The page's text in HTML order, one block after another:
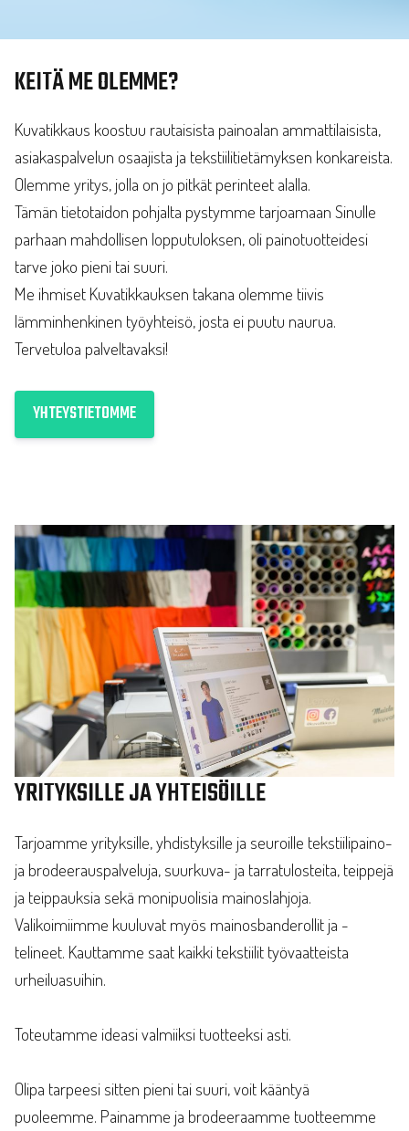
KEITÄ ME OLEMME?
Kuvatikkaus koostuu rautaisista painoalan ammattilaisista,
asiakaspalvelun osaajista ja tekstiilitietämyksen konkareista.
Olemme yritys, jolla on jo pitkät perinteet alalla.
Tämän tietotaidon pohjalta pystymme tarjoamaan Sinulle
parhaan mahdollisen lopputuloksen, oli painotuotteidesi
tarve joko pieni tai suuri.
Me ihmiset Kuvatikkauksen takana olemme tiivis
lämminhenkinen työyhteisö, josta ei puutu naurua.
Tervetuloa palveltavaksi!
YHTEYSTIETOMME
YRITYKSILLE JA YHTEISÖILLE
Tarjoamme yrityksille, yhdistyksille ja seuroille tekstiilipaino-
ja brodeerauspalveluja, suurkuva- ja tarratulosteita, teippejä
ja teippauksia sekä monipuolisia mainoslahjoja.
Valikoimiimme kuuluvat myös mainosbanderollit ja -
telineet. Kauttamme saat kaikki tekstiilit työvaatteista
urheiluasuihin.
Toteutamme ideasi valmiiksi tuotteeksi asti.
Olipa tarpeesi sitten pieni tai suuri, voit kääntyä
puoleemme. Painamme ja brodeeraamme tuotteemme